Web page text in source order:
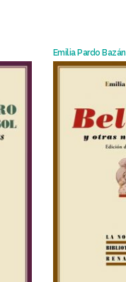
Emilia Pardo Bazán